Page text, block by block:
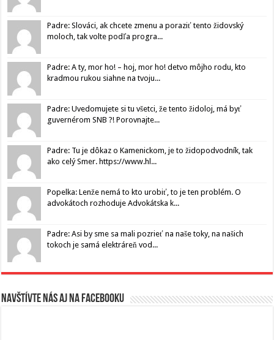
Padre: Slováci, ak chcete zmenu a poraziť tento židovský
moloch, tak volte podľa progra...
Padre: A ty, mor ho! – hoj, mor ho! detvo môjho rodu, kto
kradmou rukou siahne na tvoju...
Padre: Uvedomujete si tu všetci, že tento židoloj, má byť
guvernérom SNB ?! Porovnajte...
Padre: Tu je dôkaz o Kamenickom, je to židopodvodník, tak
ako celý Smer. https://www.hl...
Popelka: Lenže nemá to kto urobiť, to je ten problém. O
advokátoch rozhoduje Advokátska k...
Padre: Asi by sme sa mali pozrieť na naše toky, na našich
tokoch je samá elektráreň vod...
Navštívte nás aj na Facebooku